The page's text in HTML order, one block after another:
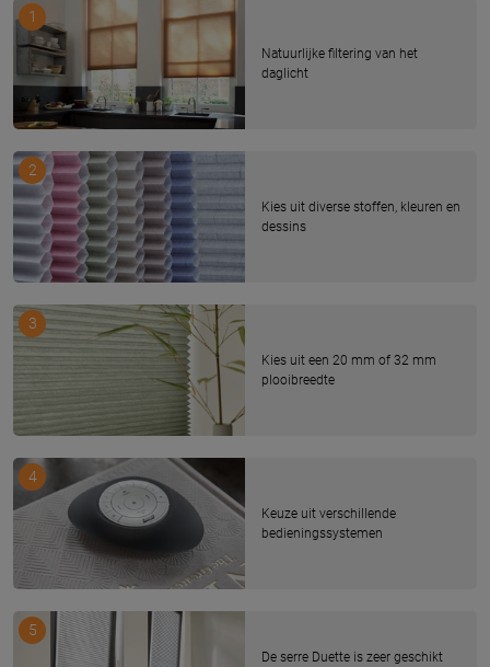
Natuurlijke filtering van het
daglicht
1
Kies uit diverse stoffen, kleuren en
dessins
2
Kies uit een 20 mm of 32 mm
plooibreedte
3
Keuze uit verschillende
bedieningssystemen
4
De serre Duette is zeer geschikt
5